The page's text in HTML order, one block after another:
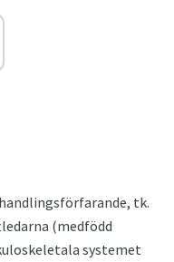
tk.
(medfödd
systemet